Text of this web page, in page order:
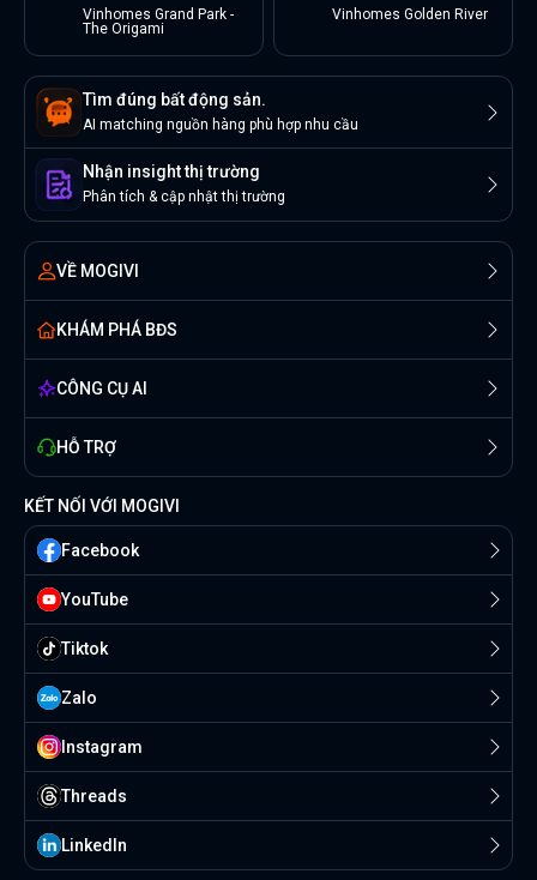
Vinhomes Grand Park -
The Origami
Vinhomes Golden River
Tìm đúng bất động sản.
AI matching nguồn hàng phù hợp nhu cầu
Nhận insight thị trường
Phân tích & cập nhật thị trường
VỀ MOGIVI
KHÁM PHÁ BĐS
CÔNG CỤ AI
HỖ TRỢ
KẾT NỐI VỚI MOGIVI
Facebook
YouTube
Tiktok
Zalo
Instagram
Threads
Linkedln